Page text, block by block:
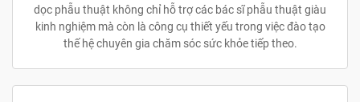
dọc phẫu thuật không chỉ hỗ trợ các bác sĩ phẫu thuật giàu
kinh nghiệm mà còn là công cụ thiết yếu trong việc đào tạo
thế hệ chuyên gia chăm sóc sức khỏe tiếp theo.